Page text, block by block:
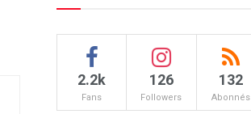
2.2k
Fans
126
Followers
132
Abonnés